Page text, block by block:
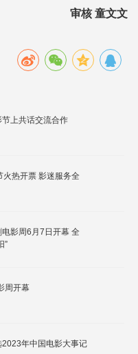
审核 童文文
上共话交流合作
热开票 影迷服务全
影周6月7日开幕 全
”
周开幕
年中国电影大事记